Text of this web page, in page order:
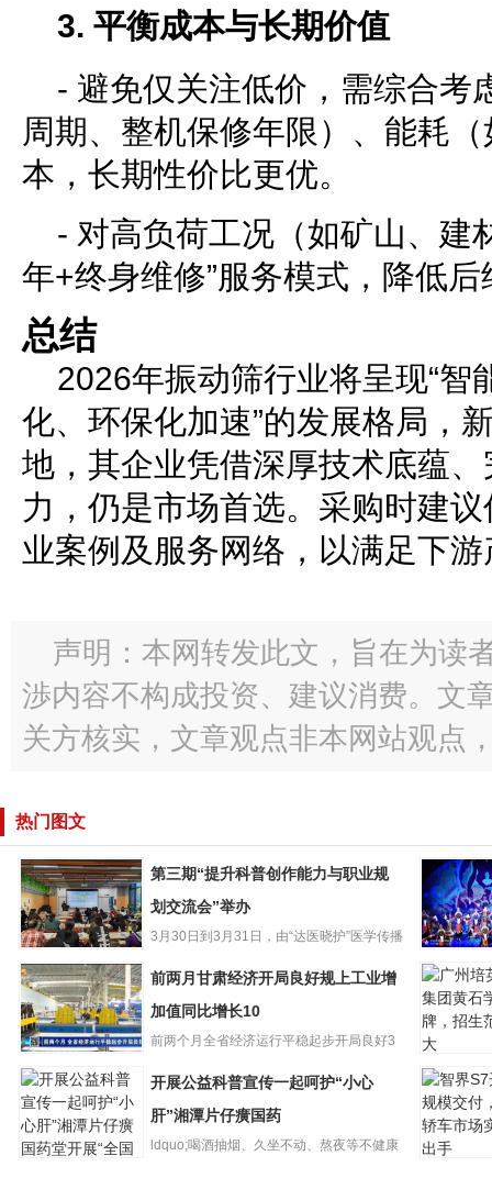
3. 平衡成本与长期价值
- 避免仅关注低价，需综合考
周期、整机保修年限）、能耗
本，长期性价比更优。
- 对高负荷工况（如矿山、建
年+终身维修”服务模式，降低后
总结
2026年振动筛行业将呈现“智
化、环保化加速”的发展格局，
地，其企业凭借深厚技术底蕴
力，仍是市场首选。采购时建
业案例及服务网络，以满足下
声明：本网转发此文，旨在为读
渉内容不构成投资、建议消费。文
关方核实，文章观点非本网站观点
热门图文
第三期“提升科普
创作能力与职业
规划交流会”举办
第三期“提升科普创作能力与职业规
划交流会”举办
3月30日到3月31日，由“达医晓护”医学传播
再听折子
肃省13个
选国家级
前两月甘肃经济
开局良好规上工
业增加值同比增
长10
前两月甘肃经济开局良好规上工业增
加值同比增长10
前两个月全省经济运行平稳起步开局良好3
广州培英
团黄石学
牌，招生
大
开展公益科普宣传一起呵护“小心
肝”湘潭片仔癀国药
ldquo;喝酒抽烟、久坐不动、熬夜等不健康